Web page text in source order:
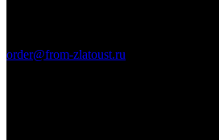
order@from-zlatoust.ru